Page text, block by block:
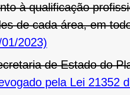
à qualificação
de cada área, em
2023)
de Estado do
pela Lei 21352